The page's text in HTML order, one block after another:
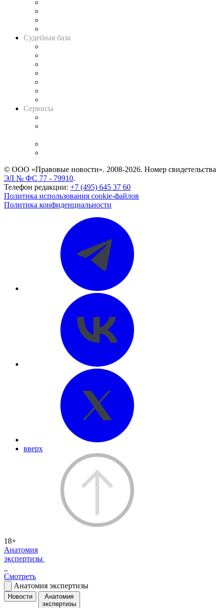
Судебная база
Сервисы
© ООО «Правовые новости». 2008-2026. Номер свидетельства
ЭЛ № ФС 77 - 79910.
Телефон редакции: +7 (495) 645 37 60
Политика использования cookie-файлов
Политика конфиденциальности
вверх
18+
Анатомия
экспертизы
Смотреть
Анатомия экспертизы
Новости
Анатомия
экспертизы